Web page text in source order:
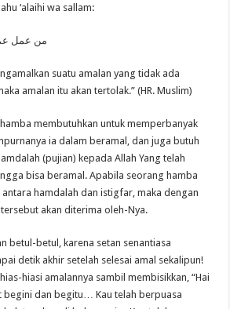
‘alaihi wa sallam:
من عمل
suatu amalan yang tidak ada
amalan itu akan tertolak.” (HR. Muslim)
membutuhkan untuk memperbanyak
ia dalam beramal, dan juga butuh
(pujian) kepada Allah Yang telah
bisa beramal. Apabila seorang hamba
hamdalah dan istigfar, maka dengan
tersebut akan diterima oleh-Nya.
betul-betul, karena setan senantiasa
detik akhir setelah selesai amal sekalipun!
hiasi amalannya sambil membisikkan, “Hai
begini dan begitu… Kau telah berpuasa